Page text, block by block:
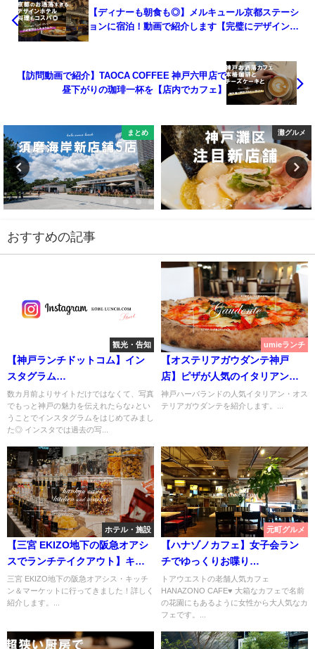
【ディナーも朝食も◎】メルキュール京都ステーシ
ョンに宿泊！動画で紹介します【完璧にデザインさ
【訪問動画で紹介】TAOCA COFFEE 神戸六甲店で
昼下がりの珈琲一杯を【店内でカフェ】
灘グルメ
おすすめの記事
観光・告知
【神戸ランチドットコム】イン
スタグラム
START【instagram】
数カ月前よりサイトだけではなくて、写真
でもっと神戸の魅力を伝えれたらな♪とい
うことでインスタグラムをはじめてみまし
た◎ インスタでは過去の写...
umieランチ
【オステリアガウダンテ神戸
店】ピザが人気のイタリアン
【ハーバーランド】
神戸ハーバランドの人気イタリアン・オス
テリアガウダンテを紹介します。...
ホテル・施設
【三宮 EKIZO地下の阪急オアシ
スでランチテイクアウト】キッ
チン＆マーケット【神戸】
三宮 EKIZO地下の阪急オアシス・キッチ
ン＆マーケットに行ってきました！詳しく
紹介します。...
元町グルメ
【ハナゾノカフェ】女子会ラン
チでゆっくりお喋り
【HANAZONO CAFE神戸元町】
トアウエストの老舗人気カフェ
HANAZONO CAFE♥ 大箱なカフェで名前
の花園にもあるように女性から大人気なカ
フェです。...